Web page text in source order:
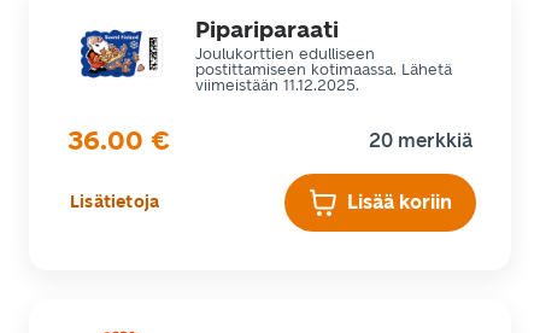
Pipariparaati
Joulukorttien edulliseen
postittamiseen kotimaassa. Lähetä
viimeistään 11.12.2025.
36.00 € 20 merkkiä
Lisätietoja Lisää koriin